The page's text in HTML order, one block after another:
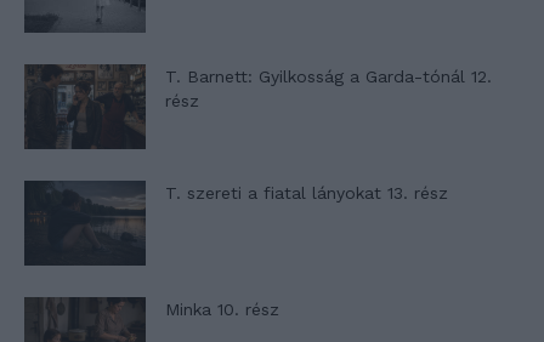
T. Barnett: Gyilkosság a Garda-tónál 12.
rész
T. szereti a fiatal lányokat 13. rész
Minka 10. rész